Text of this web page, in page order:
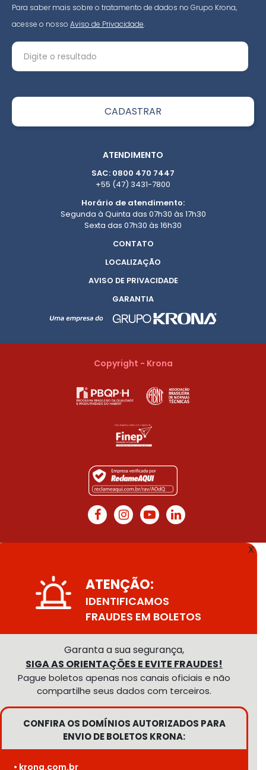
Para saber mais sobre o tratamento de dados no Grupo Krona,
acesse o nosso Aviso de Privacidade.
ATENDIMENTO
SAC: 0800 470 7447
+55 (47) 3431-7800
Horário de atendimento:
Segunda à Quinta das 07h30 às 17h30
Sexta das 07h30 às 16h30
CONTATO
LOCALIZAÇÃO
AVISO DE PRIVACIDADE
GARANTIA
Copyright - Krona
X
ATENÇÃO:
IDENTIFICAMOS
FRAUDES EM BOLETOS
Garanta a sua segurança,
SIGA AS ORIENTAÇÕES E EVITE FRAUDES!
Pague boletos apenas nos canais oficiais e não
compartilhe seus dados com terceiros.
CONFIRA OS DOMÍNIOS AUTORIZADOS PARA
ENVIO DE BOLETOS KRONA:
• krona.com.br